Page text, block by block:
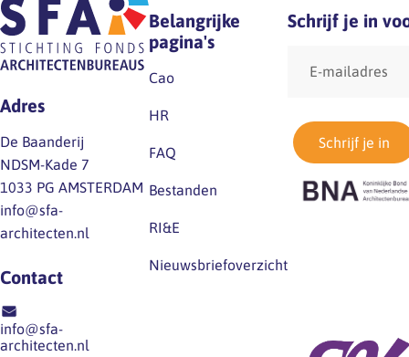
Adres
De Baanderij
NDSM-Kade 7
1033 PG AMSTERDAM
info@sfa-
architecten.nl
Contact
info@sfa-
architecten.nl
Belangrijke
pagina's
Cao
HR
FAQ
Bestanden
RI&E
Nieuwsbriefoverzicht
Schrijf je in
mailadres
Schrijf je in